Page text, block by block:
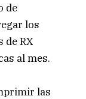
de
los
de RX
al mes.
las